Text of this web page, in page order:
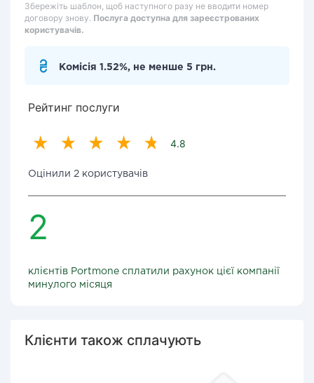
Збережіть шаблон, щоб наступного разу не вводити номер
договору знову. Послуга доступна для зареєстрованих
користувачів.
Комісія 1.52%, не менше 5 грн.
Рейтинг послуги
4.8
Оцінили 2 користувачів
2
клієнтів Portmone сплатили рахунок цієї компанії
минулого місяця
Клієнти також сплачують